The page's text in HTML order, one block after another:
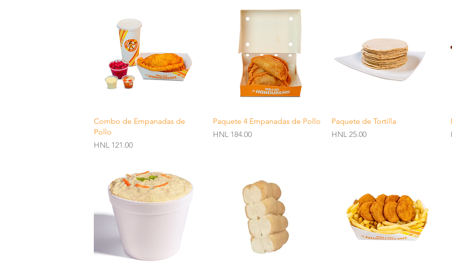
Quick View
Combo de Empanadas de
Pollo
Price
HNL 121.00
Quick View
Paquete 4 Empanadas de Pollo
Price
HNL 184.00
Quick View
Paquete de Tortilla
Price
HNL 25.00